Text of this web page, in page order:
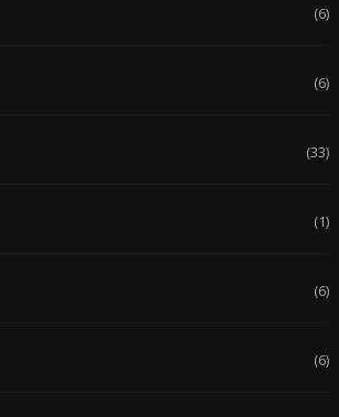
(6)
(6)
(33)
(1)
(6)
(6)